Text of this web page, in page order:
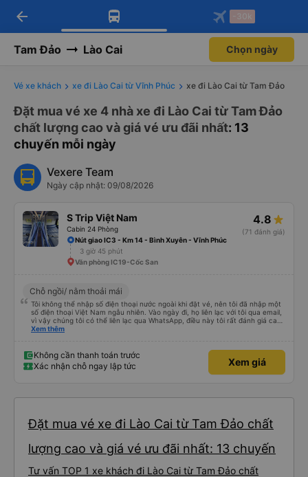
Tải app Vexere ngay!
Nhận ưu đãi thành viên độc
Mở app
Tải app Vexere
-30k/ghế khi đặt vé máy bay qua
Mở app
arrow_back -30k
Tam Đảo Lào Cai Chọn ngày
Vé xe khách xe đi Lào Cai từ Vĩnh Phúc xe đi Lào Cai từ Tam Đảo
Đặt mua vé xe 4 nhà xe đi Lào Cai từ Tam Đảo
chất lượng cao và giá vé ưu đãi nhất: 13
chuyến mỗi ngày
Vexere Team
Ngày cập nhật: 09/08/2026
S Trip Việt Nam
Cabin 24 Phòng
4.8
(71 đánh giá)
Nút giao IC3 - Km 14 - Bình Xuyên - Vĩnh Phúc
3 giờ 45 phút
Văn phòng IC19-Cốc San
Chỗ ngồi/ nằm thoải mái
Tôi không thể nhập số điện thoại nước ngoài khi đặt vé, nên tôi đã nhập một
số điện thoại Việt Nam ngẫu nhiên. Vào ngày đi, họ liên lạc với tôi qua email,
vì vậy chúng tôi có thể liên lạc qua WhatsApp, điều này tôi rất đánh giá cao.
Hướng dẫn chờ tài xế cũng rất tốt. Xe buýt sạch sẽ, tôi được phát một chai
dừng giữa sân bay và Lào Cai). Tôi không tìm thấy nhà vệ sinh trên xe, nên
hơi hoảng một chút, nhưng tôi đánh giá cao việc xe dừng nghỉ thường xuyên
ở cuối hành trình. Tôi sẽ đánh giá cao hơn nếu điều này được thông báo
Xem thêm
Không cần thanh toán trước
Xác nhận chỗ ngay lập tức
Xem giá
Đặt mua vé xe đi Lào Cai từ Tam Đảo chất
lượng cao và giá vé ưu đãi nhất: 13 chuyến
Tư vấn TOP 1 xe khách đi Lào Cai từ Tam Đảo chất